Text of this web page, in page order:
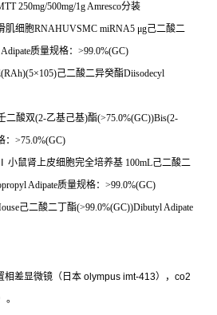
250mg/500mg/1g Amresco分装
肌细胞RNAHUVSMC miRNA5 μg己二酸二
质量规格： >99.0%(GC)
(RAh)(5×105)己二酸二异癸酯Diisodecyl
二酸双(2-乙基己基)酯(>75.0%(GC))Bis(2-
>75.0%(GC)
小鼠肾上皮细胞完全培养基 100mL己二酸二
Adipate质量规格： >99.0%(GC)
己二酸二丁酯(>99.0%(GC))Dibutyl Adipate
相差显微镜（日本 olympus imt-413）， co2
。